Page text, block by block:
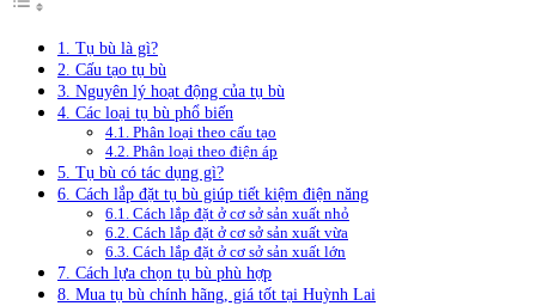
1. Tụ bù là gì?
2. Cấu tạo tụ bù
3. Nguyên lý hoạt động của tụ bù
4. Các loại tụ bù phổ biến
4.1. Phân loại theo cấu tạo
4.2. Phân loại theo điện áp
5. Tụ bù có tác dụng gì?
6. Cách lắp đặt tụ bù giúp tiết kiệm điện năng
6.1. Cách lắp đặt ở cơ sở sản xuất nhỏ
6.2. Cách lắp đặt ở cơ sở sản xuất vừa
6.3. Cách lắp đặt ở cơ sở sản xuất lớn
7. Cách lựa chọn tụ bù phù hợp
8. Mua tụ bù chính hãng, giá tốt tại Huỳnh Lai